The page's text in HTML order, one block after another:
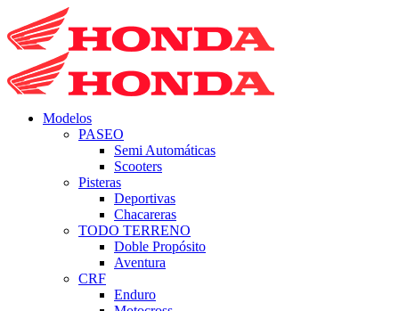
Modelos
PASEO
Semi Automáticas
Scooters
Pisteras
Deportivas
Chacareras
TODO TERRENO
Doble Propósito
Aventura
CRF
Enduro